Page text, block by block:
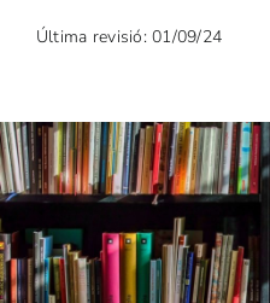
Última revisió: 01/09/24